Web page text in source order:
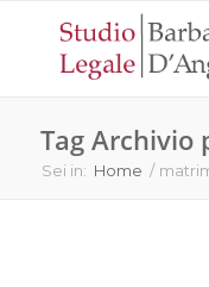
Tag
Sei in: Home /